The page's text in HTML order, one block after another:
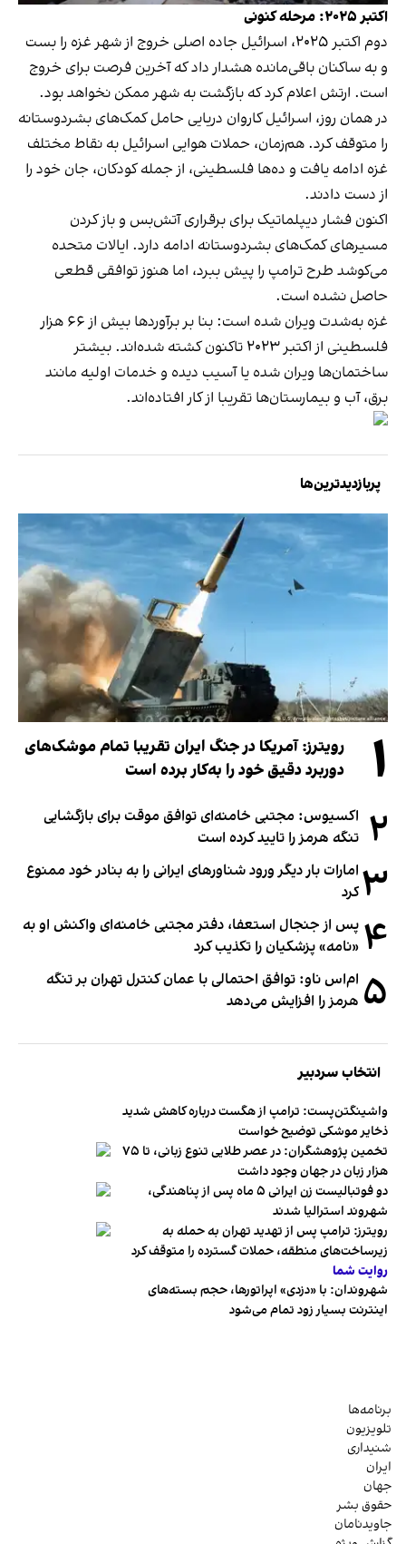
اکتبر ۲۰۲۵: مرحله کنونی
دوم اکتبر ۲۰۲۵، اسرائیل جاده اصلی خروج از شهر غزه‌ را بست
و به ساکنان باقی‌مانده هشدار داد که آخرین فرصت برای خروج
است. ارتش اعلام کرد که بازگشت به شهر ممکن نخواهد بود.
در همان روز، اسرائیل کاروان دریایی حامل کمک‌های بشردوستانه
را متوقف کرد. هم‌زمان، حملات هوایی اسرائیل به نقاط مختلف
غزه ادامه یافت و ده‌ها فلسطینی، از جمله کودکان، جان خود را
از دست دادند.
اکنون فشار دیپلماتیک برای برقراری آتش‌بس و باز کردن
مسیرهای کمک‌های بشردوستانه ادامه دارد. ایالات متحده
می‌کوشد طرح ترامپ را پیش ببرد، اما هنوز توافقی قطعی
حاصل نشده است.
غزه به‌شدت ویران شده است: بنا بر برآوردها بیش از ۶۶ هزار
فلسطینی از اکتبر ۲۰۲۳ تاکنون کشته شده‌اند. بیشتر
ساختمان‌ها ویران شده یا آسیب دیده و خدمات اولیه مانند
برق، آب و بیمارستان‌ها تقریبا از کار افتاده‌اند.
پربازدیدترین‌ها
۱
رویترز: آمریکا در جنگ ایران تقریبا تمام موشک‌های
دوربرد دقیق خود را به‌کار برده است
۲ اکسیوس: مجتبی خامنه‌ای توافق موقت برای بازگشایی
تنگه هرمز را تایید کرده است
۳ امارات بار دیگر ورود شناورهای ایرانی را به بنادر خود ممنوع
کرد
۴ پس از جنجال استعفا، دفتر مجتبی خامنه‌ای واکنش او به
«نامه» پزشکیان را تکذیب کرد
۵ ام‌اس ناو: توافق احتمالی با عمان کنترل تهران بر تنگه
هرمز را افزایش می‌دهد
انتخاب سردبیر
واشینگتن‌پست: ترامپ از هگست درباره کاهش شدید
ذخایر موشکی توضیح خواست
تخمین پژوهشگران: در عصر طلایی تنوع زبانی، تا ۷۵
هزار زبان در جهان وجود داشت
دو فوتبالیست زن ایرانی ۵ ماه پس از پناهندگی،
شهروند استرالیا شدند
رویترز: ترامپ پس از تهدید تهران به حمله به
زیرساخت‌های منطقه، حملات گسترده را متوقف کرد
روایت شما
شهروندان:‌ با «دزدی» اپراتورها، حجم بسته‌های
اینترنت بسیار زود تمام می‌شود
برنامه‌ها
تلویزیون
شنیداری
ایران
جهان
حقوق بشر
جاویدنامان